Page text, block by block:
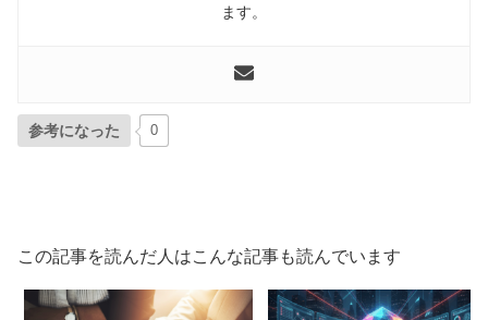
ます。
参考になった 0
この記事を読んだ人はこんな記事も読んでいます